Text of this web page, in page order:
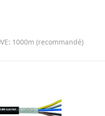
VE: 1000m (recommandé)